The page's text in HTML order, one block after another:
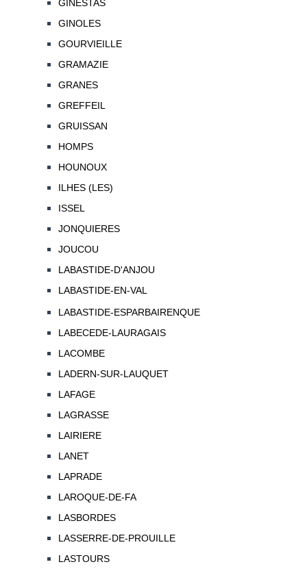
GINESTAS
GINOLES
GOURVIEILLE
GRAMAZIE
GRANES
GREFFEIL
GRUISSAN
HOMPS
HOUNOUX
ILHES (LES)
ISSEL
JONQUIERES
JOUCOU
LABASTIDE-D'ANJOU
LABASTIDE-EN-VAL
LABASTIDE-ESPARBAIRENQUE
LABECEDE-LAURAGAIS
LACOMBE
LADERN-SUR-LAUQUET
LAFAGE
LAGRASSE
LAIRIERE
LANET
LAPRADE
LAROQUE-DE-FA
LASBORDES
LASSERRE-DE-PROUILLE
LASTOURS